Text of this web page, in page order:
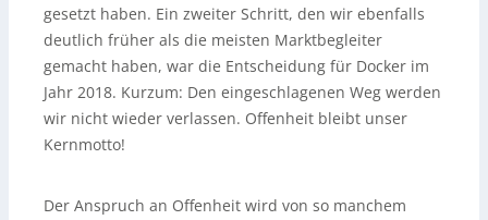
gesetzt haben. Ein zweiter Schritt, den wir ebenfalls
deutlich früher als die meisten Marktbegleiter
gemacht haben, war die Entscheidung für Docker im
Jahr 2018. Kurzum: Den eingeschlagenen Weg werden
wir nicht wieder verlassen. Offenheit bleibt unser
Kernmotto!
Der Anspruch an Offenheit wird von so manchem